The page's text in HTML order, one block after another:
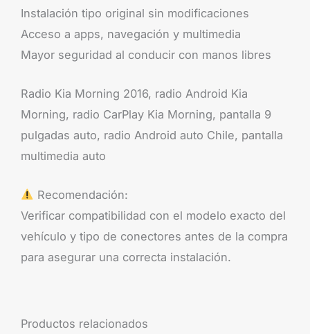
Instalación tipo original sin modificaciones
Acceso a apps, navegación y multimedia
Mayor seguridad al conducir con manos libres
Radio Kia Morning 2016, radio Android Kia
Morning, radio CarPlay Kia Morning, pantalla 9
pulgadas auto, radio Android auto Chile, pantalla
multimedia auto
Recomendación:
Verificar compatibilidad con el modelo exacto del
vehículo y tipo de conectores antes de la compra
para asegurar una correcta instalación.
Productos relacionados